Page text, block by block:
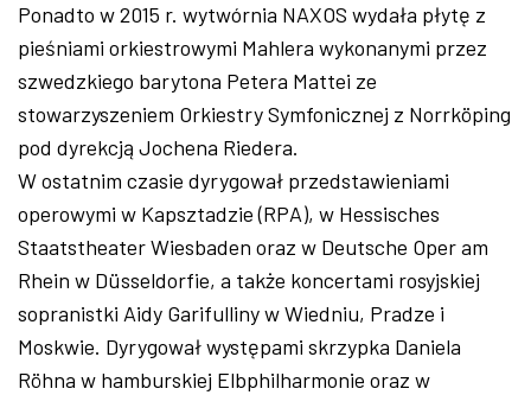
Ponadto w 2015 r. wytwórnia NAXOS wydała płytę z
pieśniami orkiestrowymi Mahlera wykonanymi przez
szwedzkiego barytona Petera Mattei ze
stowarzyszeniem Orkiestry Symfonicznej z Norrköping
pod dyrekcją Jochena Riedera.
W ostatnim czasie dyrygował przedstawieniami
operowymi w Kapsztadzie (RPA), w Hessisches
Staatstheater Wiesbaden oraz w Deutsche Oper am
Rhein w Düsseldorfie, a także koncertami rosyjskiej
sopranistki Aidy Garifulliny w Wiedniu, Pradze i
Moskwie. Dyrygował występami skrzypka Daniela
Röhna w hamburskiej Elbphilharmonie oraz w